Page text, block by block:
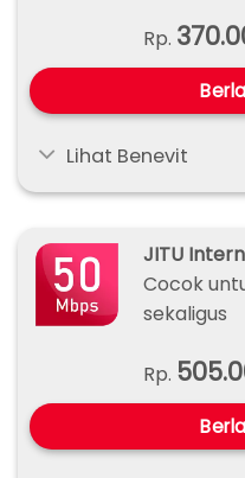
Rp.
Lihat Benevit
JITU
Cocok
sekaligus
Rp.